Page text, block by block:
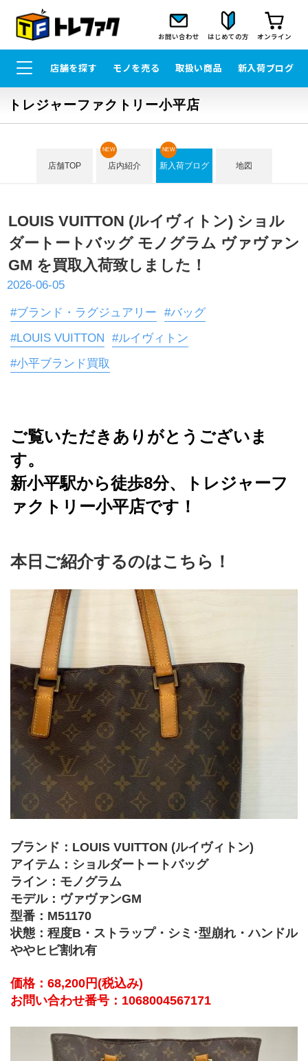
お問い合わせ はじめての方 オンライン
店舗を探す モノを売る 取扱い商品 新入荷ブログ
トレジャーファクトリー小平店
店舗TOP 店内紹介
NEW
新入荷ブログ
NEW
地図
LOUIS VUITTON (ルイヴィトン) ショル
ダートートバッグ モノグラム ヴァヴァン
GM を買取入荷致しました！
2026-06-05
#ブランド・ラグジュアリー
#バッグ
#LOUIS VUITTON
#ルイヴィトン
#小平ブランド買取
ご覧いただきありがとうございま
す。
新小平駅から徒歩8分、トレジャーフ
ァクトリー小平店です！
本日ご紹介するのはこちら！
ブランド：LOUIS VUITTON (ルイヴィトン)
アイテム：ショルダートートバッグ
ライン：モノグラム
モデル：ヴァヴァンGM
型番：M51170
状態：程度B・ストラップ・シミ･型崩れ・ハンドル
ややヒビ割れ有
価格：68,200円(税込み)
お問い合わせ番号：1068004567171